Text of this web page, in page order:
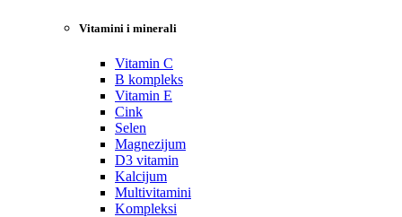
Vitamini i minerali
Vitamin C
B kompleks
Vitamin E
Cink
Selen
Magnezijum
D3 vitamin
Kalcijum
Multivitamini
Kompleksi